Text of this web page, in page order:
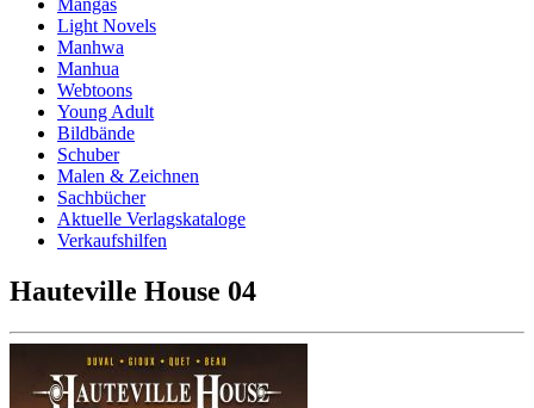
Mangas
Light Novels
Manhwa
Manhua
Webtoons
Young Adult
Bildbände
Schuber
Malen & Zeichnen
Sachbücher
Aktuelle Verlagskataloge
Verkaufshilfen
Hauteville House 04